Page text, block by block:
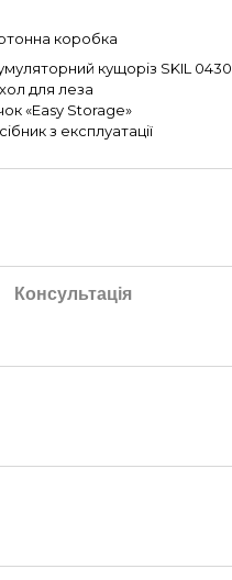
коробка
кущоріз SKIL 0430
для леза
«Easy Storage»
з експлуатації
Консультація